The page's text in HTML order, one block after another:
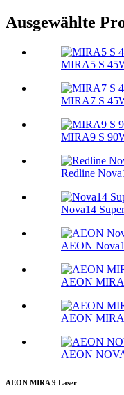
Ausgewählte
MIRA5 S
MIRA7 S
MIRA9 S
Redline
Nova14 Super
AEON
AEON
AEON MIRA
AEON
AEON MIRA 9 Laser